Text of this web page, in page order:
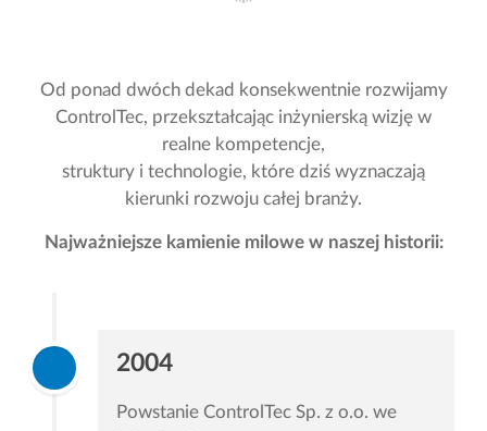
Od ponad dwóch dekad konsekwentnie rozwijamy
ControlTec, przekształcając inżynierską wizję w
realne kompetencje,
struktury i technologie, które dziś wyznaczają
kierunki rozwoju całej branży.
Najważniejsze kamienie milowe w naszej historii:
2004
Powstanie ControlTec Sp. z o.o. we